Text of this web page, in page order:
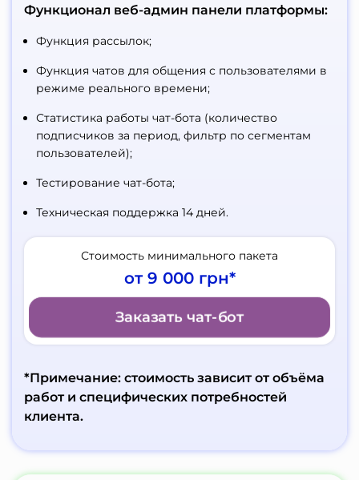
Функционал веб-админ панели платформы:
Функция рассылок;
Функция чатов для общения с пользователями в
режиме реального времени;
Статистика работы чат-бота (количество
подписчиков за период, фильтр по сегментам
пользователей);
Тестирование чат-бота;
Техническая поддержка 14 дней.
Стоимость минимального пакета
от 9 000 грн*
Заказать чат-бот
*Примечание: стоимость зависит от объёма
работ и специфических потребностей
клиента.